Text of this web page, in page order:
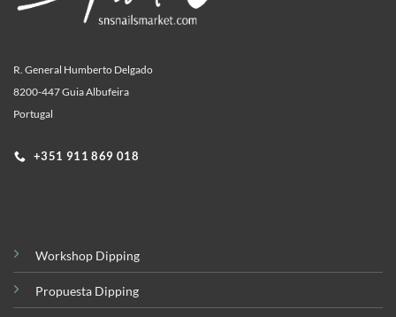
R. General Humberto Delgado
8200-447 Guia Albufeira
Portugal
+351 911 869 018
Workshop Dipping
Propuesta Dipping